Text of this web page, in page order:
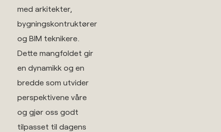
med arkitekter,
bygningskontruktører
og BIM teknikere.
Dette mangfoldet gir
en dynamikk og en
bredde som utvider
perspektivene våre
og gjør oss godt
tilpasset til dagens